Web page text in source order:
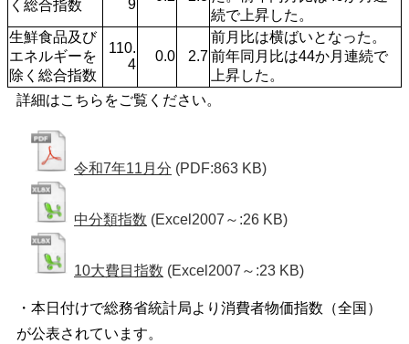
く総合指数
9
続で上昇した。
生鮮食品及び
エネルギーを
除く総合指数
110.
4
0.0 2.7
前月比は横ばいとなった。
前年同月比は44か月連続で
上昇した。
詳細はこちらをご覧ください。
令和7年11月分 (PDF:863 KB)
中分類指数 (Excel2007～:26 KB)
10大費目指数 (Excel2007～:23 KB)
・本日付けで総務省統計局より消費者物価指数（全国）
が公表されています。